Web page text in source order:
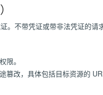
。不带凭证或带非法凭证的请
限。
篡改，具体包括目标资源的